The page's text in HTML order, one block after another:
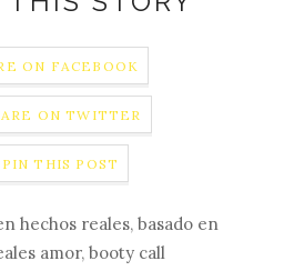
ON FACEBOOK
ON TWITTER
PIN THIS POST
hechos reales, basado en
amor, booty call